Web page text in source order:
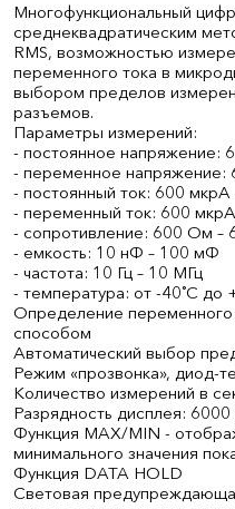
Многофункциональный
среднеквадратическим
RMS, возможностью
переменного тока в
выбором пределов
разъемов.
Параметры измерений:
- постоянное напряжение:
- переменное напряжение:
- постоянный ток: 600
- переменный ток: 600
- сопротивление: 600 Ом –
- емкость: 10 нФ – 100 мФ
- частота: 10 Гц – 10 МГц
- температура: от -40˚С до
Определение
способом
Автоматический выбор
Режим «прозвонка», диод-
Количество измерений в
Разрядность дисплея: 6000
Функция MAX/MIN -
минимального значения
Функция DATA HOLD
Световая